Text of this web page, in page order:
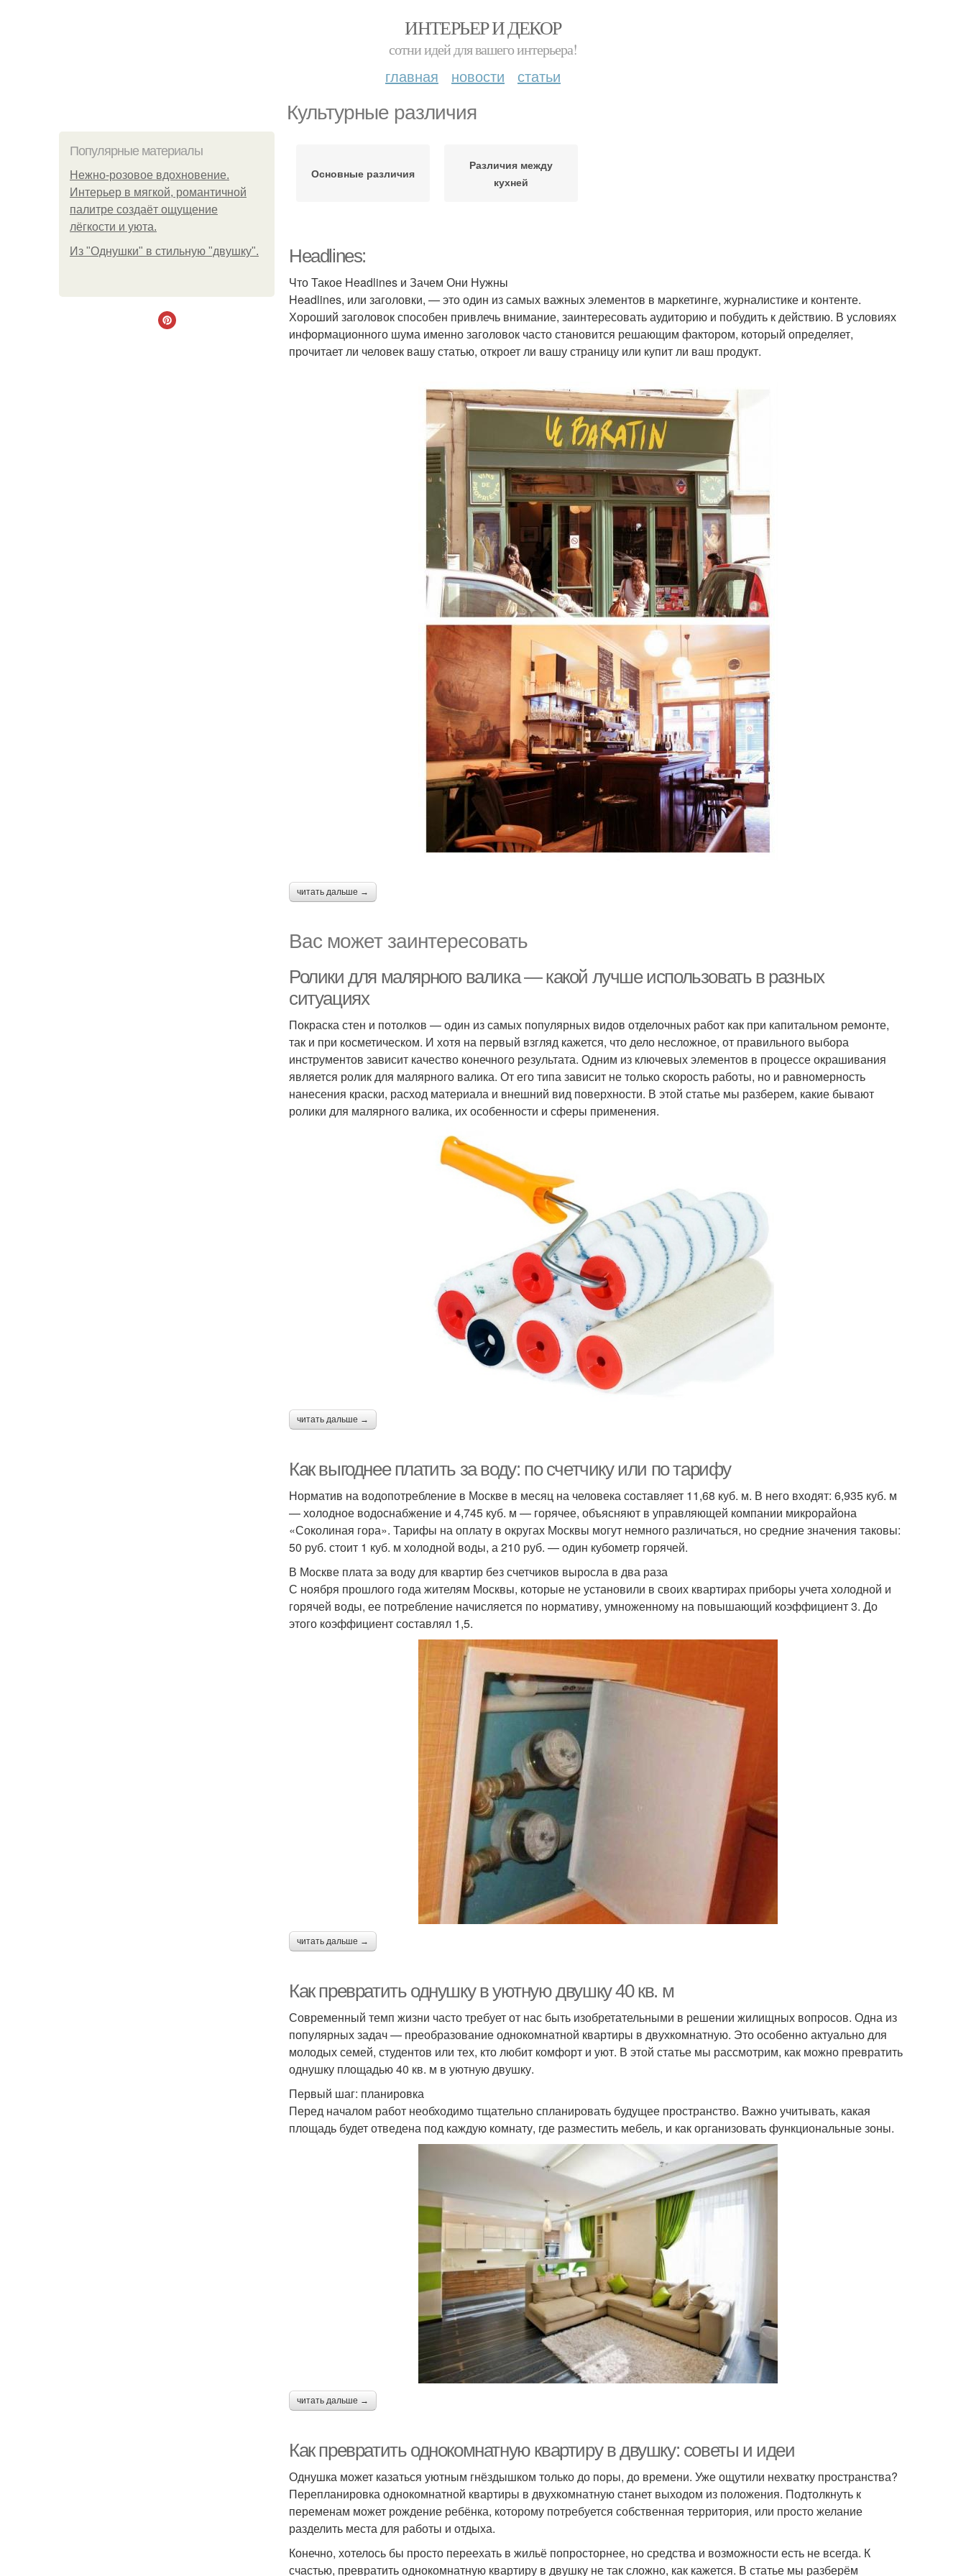
ИНТЕРЬЕР И ДЕКОР
сотни идей для вашего интерьера!
главная новости статьи
Культурные различия
Популярные материалы
Нежно-розовое вдохновение.
Интерьер в мягкой, романтичной
палитре создаёт ощущение
лёгкости и уюта.
Из "Однушки" в стильную "двушку".
Основные различия
Различия между
кухней
Headlines:
Что Такое Headlines и Зачем Они Нужны
Headlines, или заголовки, — это один из самых важных элементов в маркетинге, журналистике и контенте.
Хороший заголовок способен привлечь внимание, заинтересовать аудиторию и побудить к действию. В условиях
информационного шума именно заголовок часто становится решающим фактором, который определяет,
прочитает ли человек вашу статью, откроет ли вашу страницу или купит ли ваш продукт.
читать дальше →
Вас может заинтересовать
Ролики для малярного валика — какой лучше использовать в разных
ситуациях
Покраска стен и потолков — один из самых популярных видов отделочных работ как при капитальном ремонте,
так и при косметическом. И хотя на первый взгляд кажется, что дело несложное, от правильного выбора
инструментов зависит качество конечного результата. Одним из ключевых элементов в процессе окрашивания
является ролик для малярного валика. От его типа зависит не только скорость работы, но и равномерность
нанесения краски, расход материала и внешний вид поверхности. В этой статье мы разберем, какие бывают
ролики для малярного валика, их особенности и сферы применения.
читать дальше →
Как выгоднее платить за воду: по счетчику или по тарифу
Норматив на водопотребление в Москве в месяц на человека составляет 11,68 куб. м. В него входят: 6,935 куб. м
— холодное водоснабжение и 4,745 куб. м — горячее, объясняют в управляющей компании микрорайона
«Соколиная гора». Тарифы на оплату в округах Москвы могут немного различаться, но средние значения таковы:
50 руб. стоит 1 куб. м холодной воды, а 210 руб. — один кубометр горячей.
В Москве плата за воду для квартир без счетчиков выросла в два раза
С ноября прошлого года жителям Москвы, которые не установили в своих квартирах приборы учета холодной и
горячей воды, ее потребление начисляется по нормативу, умноженному на повышающий коэффициент 3. До
этого коэффициент составлял 1,5.
читать дальше →
Как превратить однушку в уютную двушку 40 кв. м
Современный темп жизни часто требует от нас быть изобретательными в решении жилищных вопросов. Одна из
популярных задач — преобразование однокомнатной квартиры в двухкомнатную. Это особенно актуально для
молодых семей, студентов или тех, кто любит комфорт и уют. В этой статье мы рассмотрим, как можно превратить
однушку площадью 40 кв. м в уютную двушку.
Первый шаг: планировка
Перед началом работ необходимо тщательно спланировать будущее пространство. Важно учитывать, какая
площадь будет отведена под каждую комнату, где разместить мебель, и как организовать функциональные зоны.
читать дальше →
Как превратить однокомнатную квартиру в двушку: советы и идеи
Однушка может казаться уютным гнёздышком только до поры, до времени. Уже ощутили нехватку пространства?
Перепланировка однокомнатной квартиры в двухкомнатную станет выходом из положения. Подтолкнуть к
переменам может рождение ребёнка, которому потребуется собственная территория, или просто желание
разделить места для работы и отдыха.
Конечно, хотелось бы просто переехать в жильё попросторнее, но средства и возможности есть не всегда. К
счастью, превратить однокомнатную квартиру в двушку не так сложно, как кажется. В статье мы разберём